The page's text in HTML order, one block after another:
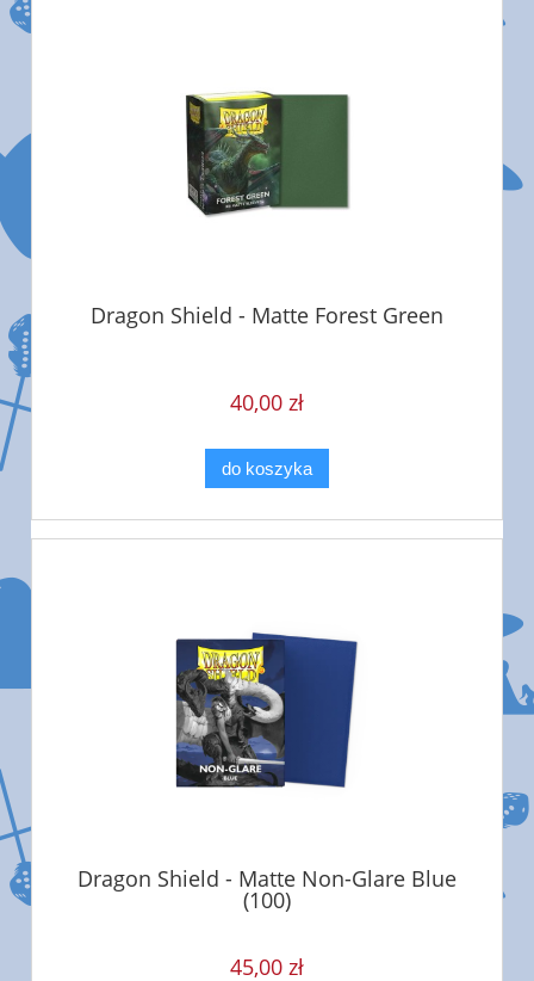
Dragon Shield - Matte Forest Green
40,00 zł
do koszyka
Dragon Shield - Matte Non-Glare Blue
(100)
45,00 zł